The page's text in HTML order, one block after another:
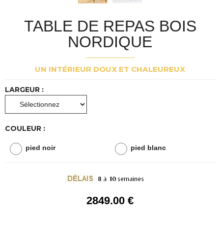
TABLE DE REPAS BOIS
NORDIQUE
UN INTÉRIEUR DOUX ET CHALEUREUX
LARGEUR :
COULEUR :
pied noir pied blanc
2849.00 €